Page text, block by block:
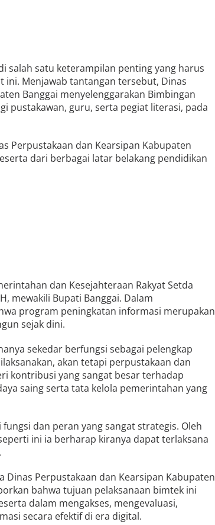
salah satu keterampilan penting yang harus
ini. Menjawab tantangan tersebut, Dinas
Banggai menyelenggarakan Bimbingan
pustakawan, guru, serta pegiat literasi, pada
Perpustakaan dan Kearsipan Kabupaten
dari berbagai latar belakang pendidikan
dan Kesejahteraan Rakyat Setda
mewakili Bupati Banggai. Dalam
program peningkatan informasi merupakan
sejak dini.
sekedar berfungsi sebagai pelengkap
akan tetapi perpustakaan dan
kontribusi yang sangat besar terhadap
saing serta tata kelola pemerintahan yang
dan peran yang sangat strategis. Oleh
ini ia berharap kiranya dapat terlaksana
Dinas Perpustakaan dan Kearsipan Kabupaten
bahwa tujuan pelaksanaan bimtek ini
dalam mengakses, mengevaluasi,
secara efektif di era digital.